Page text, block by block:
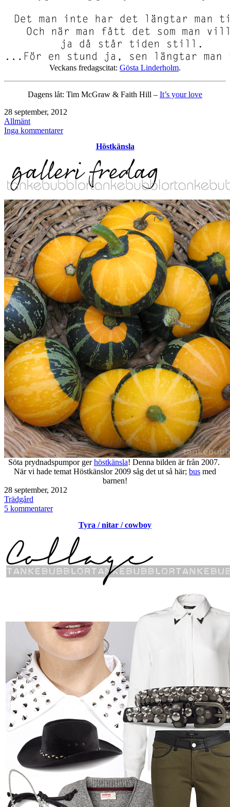
Veckans fredagscitat: Gösta Linderholm.
Dagens låt: Tim McGraw & Faith Hill – It’s your love
Publicerat
den
28 september, 2012
Kategoriserat
som
Allmänt
Inga kommentarertill
september
Höstkänsla
Söta prydnadspumpor gerhöstkänsla! Denna bilden är från 2007.
När vi hade temat Höstkänslor 2009 såg det ut så här; bus med
barnen!
Publicerat
den
28 september, 2012
Kategoriserat
som
Trädgård
5 kommentarertill
Tyra / nitar / cowboy